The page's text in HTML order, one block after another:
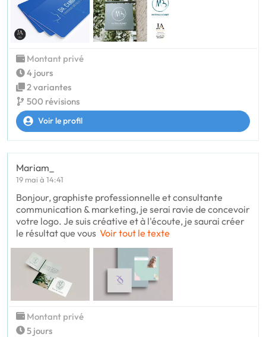
Montant privé
4 jours
2 variantes
500 révisions
Voir le profil
Mariam_
19 mai à 14:41
Bonjour, graphiste professionnelle et consultante
communication & marketing, je serai ravie de concevoir
votre logo. Je suis créative et à l'écoute, je saurai créer
le résultat que vous Voir tout le texte
Montant privé
5 jours